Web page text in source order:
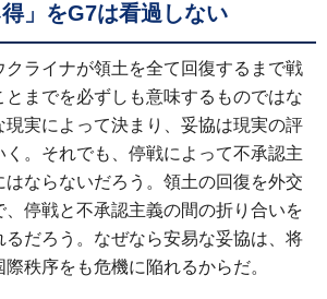
」をG7は看過しない
クライナが領土を全て回復するまで戦
までを必ずしも意味するものではな
現実によって決まり、妥協は現実の評
。それでも、停戦によって不承認主
ならないだろう。領土の回復を外交
、停戦と不承認主義の間の折り合いを
るだろう。なぜなら安易な妥協は、将
秩序をも危機に陥れるからだ。